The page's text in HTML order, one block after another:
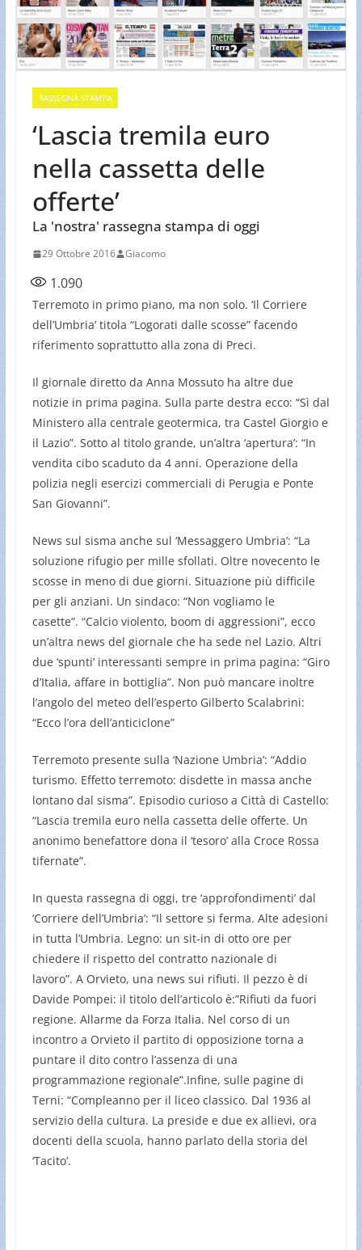
RASSEGNA STAMPA
‘Lascia tremila euro
nella cassetta delle
offerte’
La 'nostra' rassegna stampa di oggi
29 Ottobre 2016 Giacomo
1.090
Terremoto in primo piano, ma non solo. ‘Il Corriere
dell’Umbria’ titola “Logorati dalle scosse” facendo
riferimento soprattutto alla zona di Preci.
Il giornale diretto da Anna Mossuto ha altre due
notizie in prima pagina. Sulla parte destra ecco: “Sì dal
Ministero alla centrale geotermica, tra Castel Giorgio e
il Lazio”. Sotto al titolo grande, un’altra ‘apertura’: “In
vendita cibo scaduto da 4 anni. Operazione della
polizia negli esercizi commerciali di Perugia e Ponte
San Giovanni”.
News sul sisma anche sul ‘Messaggero Umbria’: “La
soluzione rifugio per mille sfollati. Oltre novecento le
scosse in meno di due giorni. Situazione più difficile
per gli anziani. Un sindaco: “Non vogliamo le
casette”. “Calcio violento, boom di aggressioni”, ecco
un’altra news del giornale che ha sede nel Lazio. Altri
due ‘spunti’ interessanti sempre in prima pagina: “Giro
d’Italia, affare in bottiglia”. Non può mancare inoltre
l’angolo del meteo dell’esperto Gilberto Scalabrini:
“Ecco l’ora dell’anticiclone”
Terremoto presente sulla ‘Nazione Umbria’: “Addio
turismo. Effetto terremoto: disdette in massa anche
lontano dal sisma”. Episodio curioso a Città di Castello:
“Lascia tremila euro nella cassetta delle offerte. Un
anonimo benefattore dona il ‘tesoro’ alla Croce Rossa
tifernate”.
In questa rassegna di oggi, tre ‘approfondimenti’ dal
‘Corriere dell’Umbria’: “Il settore si ferma. Alte adesioni
in tutta l’Umbria. Legno: un sit-in di otto ore per
chiedere il rispetto del contratto nazionale di
lavoro”. A Orvieto, una news sui rifiuti. Il pezzo è di
Davide Pompei: il titolo dell’articolo è:”Rifiuti da fuori
regione. Allarme da Forza Italia. Nel corso di un
incontro a Orvieto il partito di opposizione torna a
puntare il dito contro l’assenza di una
programmazione regionale”.Infine, sulle pagine di
Terni: “Compleanno per il liceo classico. Dal 1936 al
servizio della cultura. La preside e due ex allievi, ora
docenti della scuola, hanno parlato della storia del
‘Tacito’.